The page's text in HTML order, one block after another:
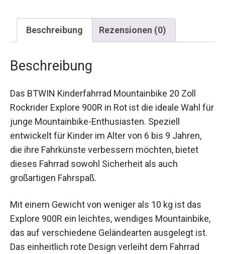
Rezensionen (0)
Das BTWIN Kinderfahrrad Mountainbike 20 Zoll
Rockrider Explore 900R in Rot ist die ideale Wahl
für junge Mountainbike-Enthusiasten. Speziell
entwickelt für Kinder im Alter von 6 bis 9 Jahren,
die ihre Fahrkünste verbessern möchten, bietet
dieses Fahrrad sowohl Sicherheit als auch
Mit einem Gewicht von weniger als 10 kg ist das
Explore 900R ein leichtes, wendiges
Mountainbike, das auf verschiedene